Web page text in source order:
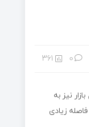
0
361
رسید و ارزش کل بازار نیز به
این سنجه مدت‌هاست که از مرز ۷ هزار همتی فاصله زیادی